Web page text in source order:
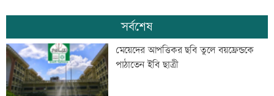
সর্বশেষ
মেয়েদের আপত্তিকর ছবি তুলে বয়ফ্রেন্ডকে
পাঠাতেন ইবি ছাত্রী